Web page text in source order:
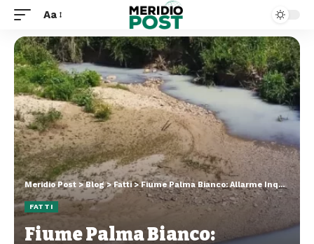
Aa
Meridio Post >Blog>Fatti>Fiume Palma Bianco: Allarme Inquinamento, Mareamico Denuncia
FATTI
Fiume Palma Bianco: